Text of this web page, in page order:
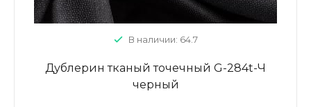
В наличии: 64.7
Дублерин тканый точечный G-284t-Ч
черный